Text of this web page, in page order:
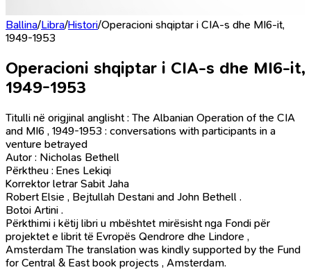
Ballina/Libra/Histori/Operacioni shqiptar i CIA-s dhe MI6-it,
1949-1953
Operacioni shqiptar i CIA-s dhe MI6-it,
1949-1953
Titulli në origjinal anglisht : The Albanian Operation of the CIA
and MI6 , 1949-1953 : conversations with participants in a
venture betrayed
Autor : Nicholas Bethell
Përktheu : Enes Lekiqi
Korrektor letrar Sabit Jaha
Robert Elsie , Bejtullah Destani and John Bethell .
Botoi Artini .
Përkthimi i këtij libri u mbështet mirësisht nga Fondi për
projektet e librit të Evropës Qendrore dhe Lindore ,
Amsterdam The translation was kindly supported by the Fund
for Central & East book projects , Amsterdam.